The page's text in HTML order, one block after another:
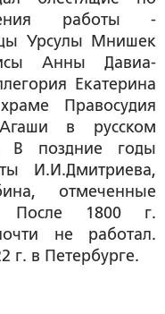
работы -
Урсулы Мнишек
Анны Давиа-
Екатерина
Правосудия
в русском
В поздние годы
И.И.Дмитриева,
отмеченные
После 1800 г.
не работал.
г. в Петербурге.